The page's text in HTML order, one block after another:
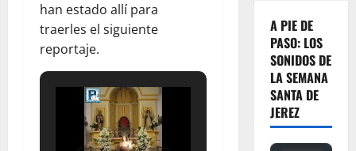
han estado allí para
traerles el siguiente
reportaje.
A PIE DE
PASO: LOS
SONIDOS DE
LA SEMANA
SANTA DE
JEREZ